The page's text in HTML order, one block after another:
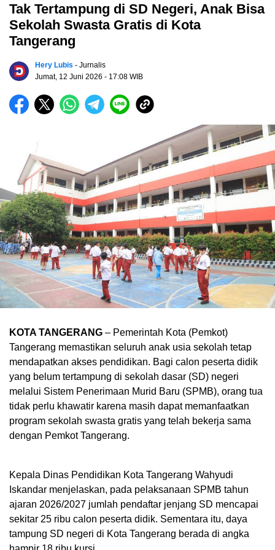
Tak Tertampung di SD Negeri, Anak Bisa
Sekolah Swasta Gratis di Kota
Tangerang
Hery Lubis - Jurnalis
Jumat, 12 Juni 2026 - 17:08 WIB
KOTA TANGERANG – Pemerintah Kota (Pemkot)
Tangerang memastikan seluruh anak usia sekolah tetap
mendapatkan akses pendidikan. Bagi calon peserta didik
yang belum tertampung di sekolah dasar (SD) negeri
melalui Sistem Penerimaan Murid Baru (SPMB), orang tua
tidak perlu khawatir karena masih dapat memanfaatkan
program sekolah swasta gratis yang telah bekerja sama
dengan Pemkot Tangerang.
Kepala Dinas Pendidikan Kota Tangerang Wahyudi
Iskandar menjelaskan, pada pelaksanaan SPMB tahun
ajaran 2026/2027 jumlah pendaftar jenjang SD mencapai
sekitar 25 ribu calon peserta didik. Sementara itu, daya
tampung SD negeri di Kota Tangerang berada di angka